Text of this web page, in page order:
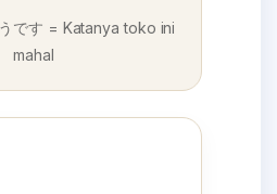
です = Katanya toko ini
mahal